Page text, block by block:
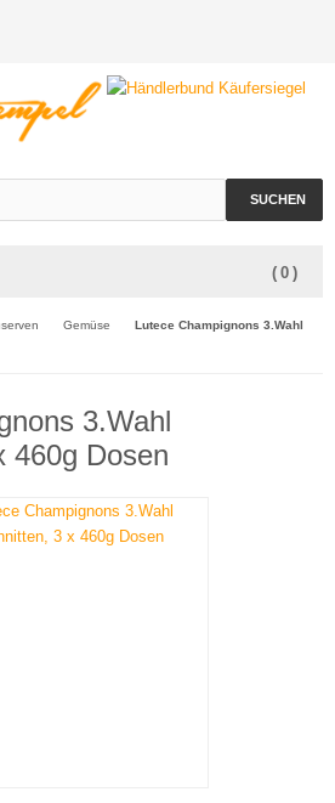
SUCHEN
( 0 )
Gemüse
Lutece Champignons 3.Wahl
3.Wahl
460g Dosen